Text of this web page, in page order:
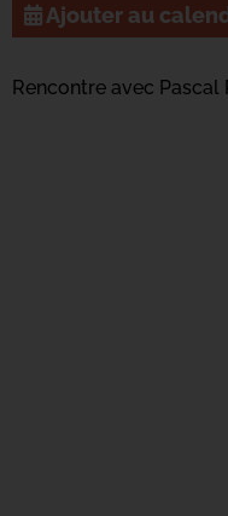
Ajouter au
Rencontre avec